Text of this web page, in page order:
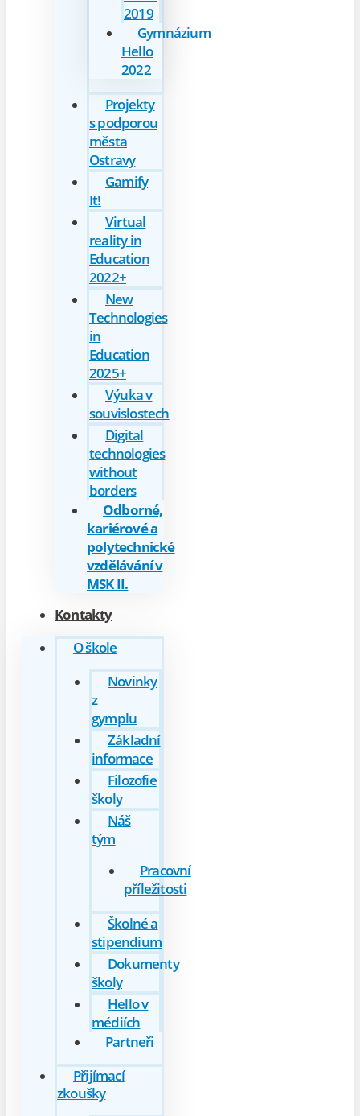
2019
Gymnázium
Hello
2022
Projekty
s podporou
města
Ostravy
Gamify
It!
Virtual
reality in
Education
2022+
New
Technologies
in
Education
2025+
Výuka v
souvislostech
Digital
technologies
without
borders
Odborné,
kariérové a
polytechnické
vzdělávání v
MSK II.
Kontakty
O škole
Novinky
z
gymplu
Základní
informace
Filozofie
školy
Náš
tým
Pracovní
příležitosti
Školné a
stipendium
Dokumenty
školy
Hello v
médiích
Partneři
Přijímací
zkoušky